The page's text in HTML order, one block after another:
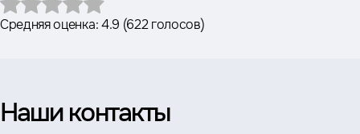
Средняя оценка:4.9 (622 голосов)
Наши контакты